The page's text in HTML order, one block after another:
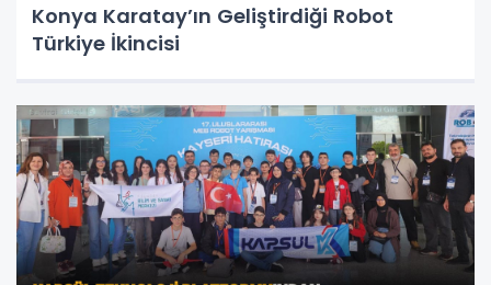
Konya Karatay’ın Geliştirdiği Robot
Türkiye İkincisi